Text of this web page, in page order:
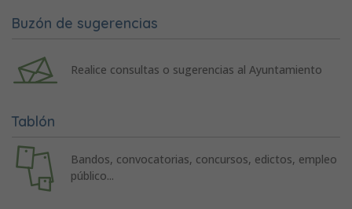
Buzón de sugerencias
Realice consultas o sugerencias al Ayuntamiento
Tablón
Bandos, convocatorias, concursos, edictos, empleo
público...